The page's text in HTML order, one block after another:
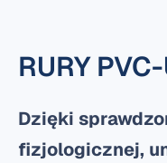
RURY
Dzięki
fizjologicznej,